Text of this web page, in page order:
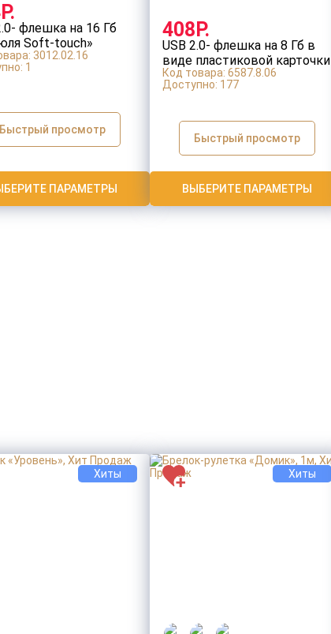
флешка на 16 Гб
Soft-touch»
3012.02.16
1
Быстрый просмотр
ПАРАМЕТРЫ
408Р.
USB 2.0- флешка на 8 Гб в
виде пластиковой карточки
круглой формы
Код товара: 6587.8.06
Доступно: 177
Быстрый просмотр
ВЫБЕРИТЕ ПАРАМЕТРЫ
Хиты Хиты